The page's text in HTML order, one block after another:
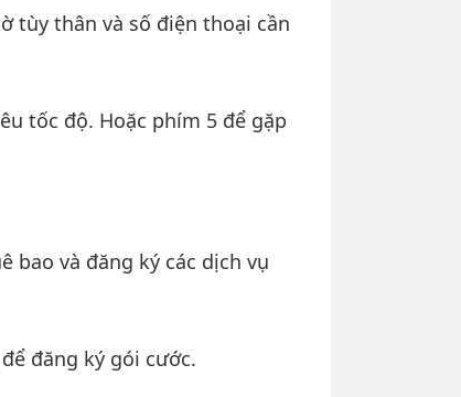
tùy thân và số điện thoại cần
tốc độ. Hoặc phím 5 để gặp
bao và đăng ký các dịch vụ
đăng ký gói cước.